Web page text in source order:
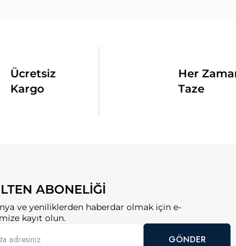
Ücretsiz
Kargo
Her
Taze
ABONELİĞİ
ve yeniliklerden haberdar olmak için e-
kayıt olun.
GÖNDER